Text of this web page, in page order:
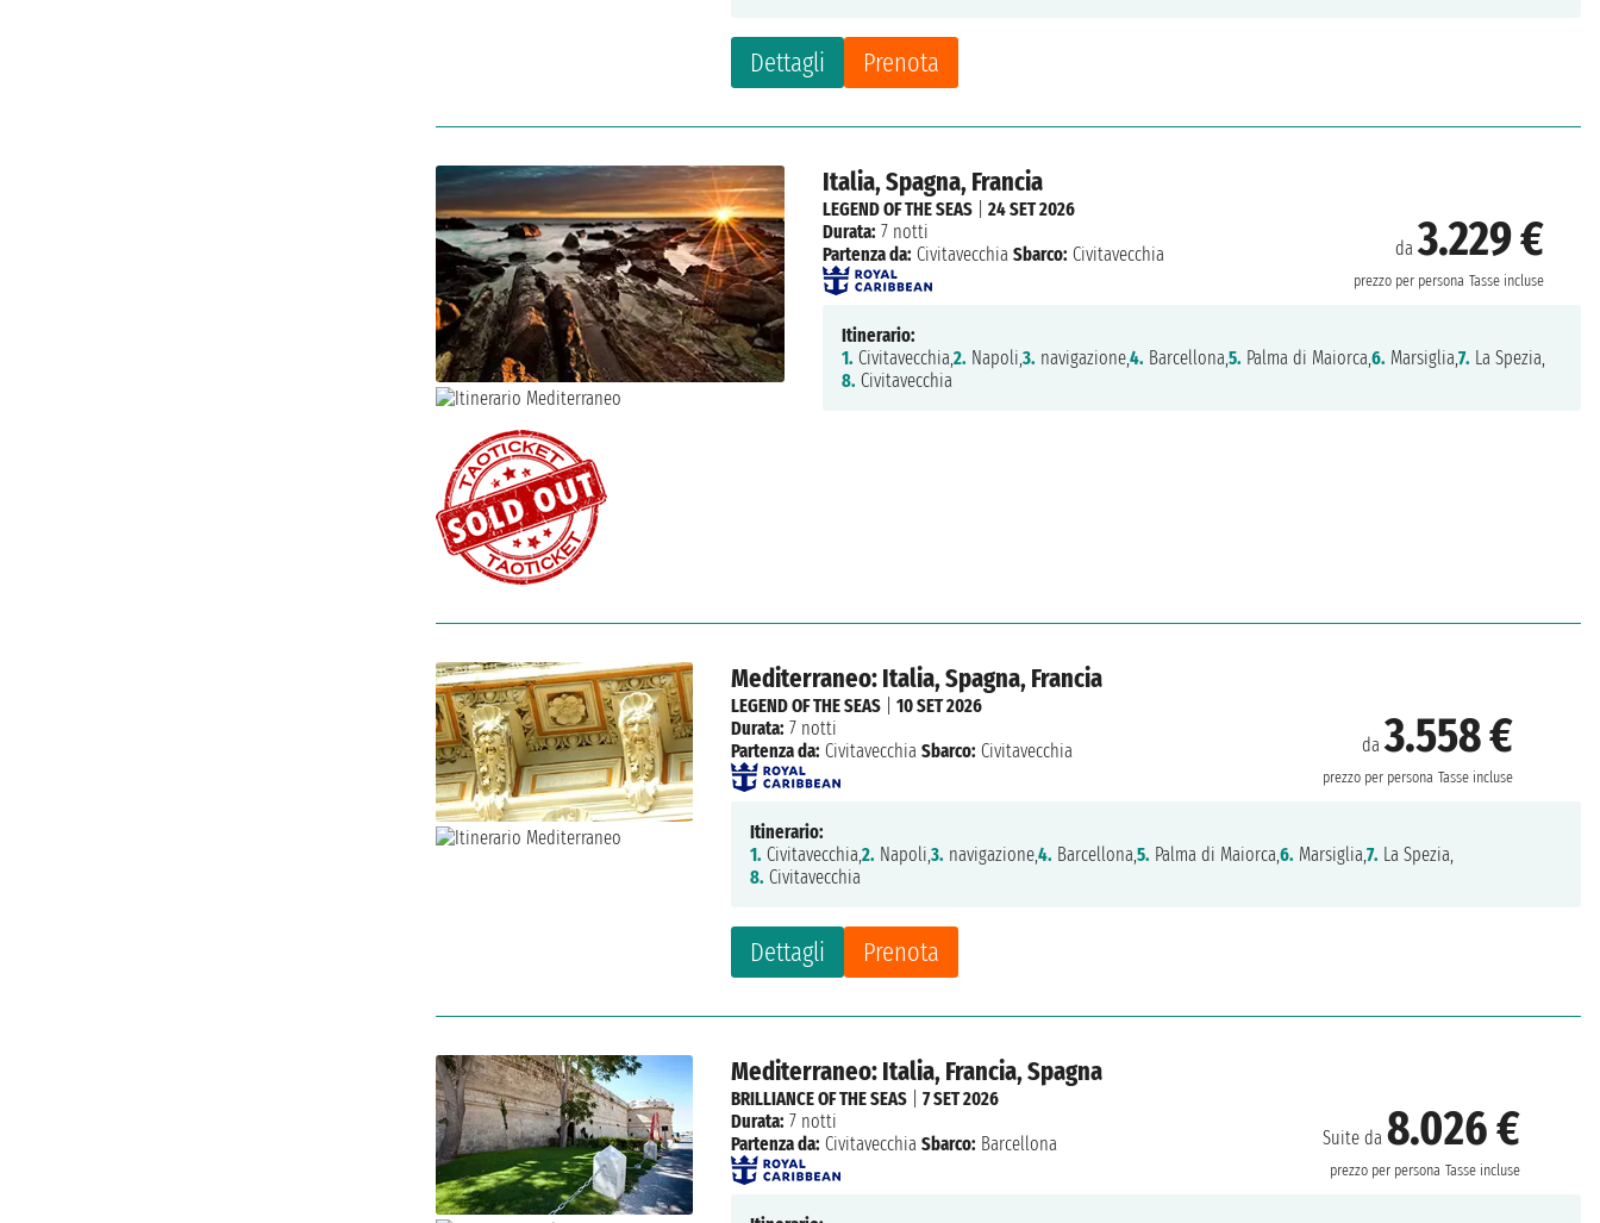
Dettagli Prenota
Italia, Spagna, Francia
da3.229 €
prezzo per persona Tasse incluse
LEGEND OF THE SEAS| 24 SET 2026
Durata: 7 notti
Partenza da: Civitavecchia Sbarco: Civitavecchia
Itinerario:
1. Civitavecchia, 2. Napoli, 3. navigazione,4. Barcellona, 5. Palma di Maiorca, 6. Marsiglia, 7. La Spezia,
8. Civitavecchia
Mediterraneo: Italia, Spagna, Francia
da3.558 €
prezzo per persona Tasse incluse
Dettagli Prenota
LEGEND OF THE SEAS |10 SET 2026
Durata: 7 notti
Partenza da: Civitavecchia Sbarco: Civitavecchia
Itinerario:
1. Civitavecchia,2. Napoli,3. navigazione,4. Barcellona,5. Palma di Maiorca,6. Marsiglia,7. La Spezia,
8. Civitavecchia
Mediterraneo: Italia, Francia, Spagna
Suite da8.026 €
prezzo per persona Tasse incluse
BRILLIANCE OF THE SEAS |7 SET 2026
Durata: 7 notti
Partenza da: Civitavecchia Sbarco: Barcellona